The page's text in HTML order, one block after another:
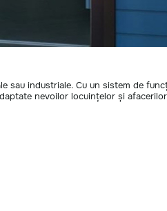
industriale. Cu un sistem de
nevoilor locuințelor și